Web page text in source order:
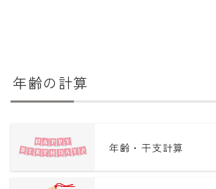
年齢の計算
年齢・干支計算